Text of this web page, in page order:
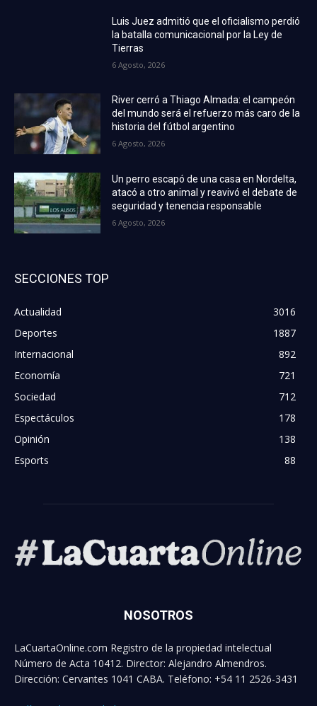
Luis Juez admitió que el oficialismo perdió
la batalla comunicacional por la Ley de
Tierras
6 Agosto, 2026
River cerró a Thiago Almada: el campeón
del mundo será el refuerzo más caro de la
historia del fútbol argentino
6 Agosto, 2026
Un perro escapó de una casa en Nordelta,
atacó a otro animal y reavivó el debate de
seguridad y tenencia responsable
6 Agosto, 2026
SECCIONES TOP
Actualidad
3016
Deportes
1887
Internacional
892
Economía
721
Sociedad
712
Espectáculos
178
Opinión
138
Esports
88
NOSOTROS
LaCuartaOnline.com Registro de la propiedad intelectual
Número de Acta 10412. Director: Alejandro Almendros.
Dirección: Cervantes 1041 CABA. Teléfono: +54 11 2526-3431